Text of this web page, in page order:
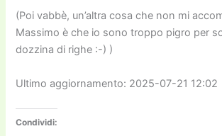
(Poi vabbè, un’altra cosa che non mi
Massimo è che io sono troppo pigro per
dozzina di righe :-) )
Ultimo aggiornamento: 2025-07-21 12:02
Condividi: